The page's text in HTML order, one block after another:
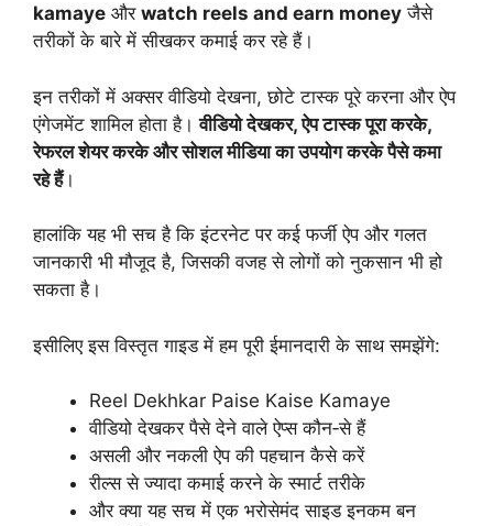
kamaye और watch reels and earn money जैसे
तरीकों के बारे में सीखकर कमाई कर रहे हैं।
इन तरीकों में अक्सर वीडियो देखना, छोटे टास्क पूरे करना और ऐप
एंगेजमेंट शामिल होता है।वीडियो देखकर, ऐप टास्क पूरा करके,
रेफरल शेयर करके और सोशल मीडिया का उपयोग करके पैसे कमा
रहे हैं।
हालांकि यह भी सच है कि इंटरनेट पर कई फर्जी ऐप और गलत
जानकारी भी मौजूद है, जिसकी वजह से लोगों को नुकसान भी हो
सकता है।
इसीलिए इस विस्तृत गाइड में हम पूरी ईमानदारी के साथ समझेंगे:
Reel Dekhkar Paise Kaise Kamaye
वीडियो देखकर पैसे देने वाले ऐप्स कौन‑से हैं
असली और नकली ऐप की पहचान कैसे करें
रील्स से ज्यादा कमाई करने के स्मार्ट तरीके
और क्या यह सच में एक भरोसेमंद साइड इनकम बन